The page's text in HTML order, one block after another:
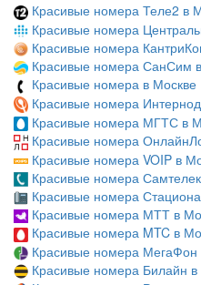
Красивые номера Теле2 в
Красивые номера
Красивые номера
Красивые номера СанСим
Красивые номера в Москве
Красивые номера
Красивые номера МГТС в
Красивые номера
Красивые номера VOIP в
Красивые номера
Красивые номера
Красивые номера МТТ в
Красивые номера MTC в
Красивые номера МегаФон
Красивые номера Билайн